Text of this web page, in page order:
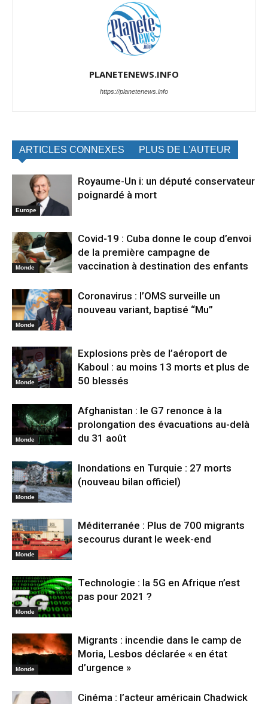
PLANETENEWS.INFO
https://planetenews.info
ARTICLES CONNEXES PLUS DE L'AUTEUR
Europe
Royaume-Un i: un député conservateur
poignardé à mort
Monde
Covid-19 : Cuba donne le coup d’envoi
de la première campagne de
vaccination à destination des enfants
Monde
Coronavirus : l’OMS surveille un
nouveau variant, baptisé “Mu”
Monde
Explosions près de l’aéroport de
Kaboul : au moins 13 morts et plus de
50 blessés
Monde
Afghanistan : le G7 renonce à la
prolongation des évacuations au-delà
du 31 août
Monde
Inondations en Turquie : 27 morts
(nouveau bilan officiel)
Monde
Méditerranée : Plus de 700 migrants
secourus durant le week-end
Monde
Technologie : la 5G en Afrique n’est
pas pour 2021 ?
Monde
Migrants : incendie dans le camp de
Moria, Lesbos déclarée « en état
d’urgence »
Cinéma : l’acteur américain Chadwick